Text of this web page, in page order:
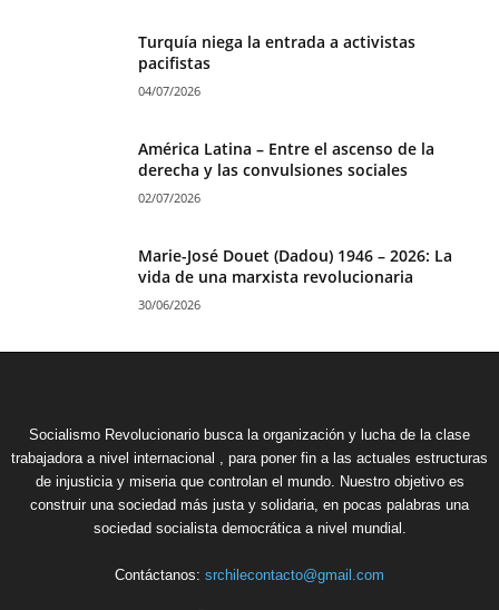
Turquía niega la entrada a activistas
pacifistas
04/07/2026
América Latina – Entre el ascenso de la
derecha y las convulsiones sociales
02/07/2026
Marie-José Douet (Dadou) 1946 – 2026: La
vida de una marxista revolucionaria
30/06/2026
Socialismo Revolucionario busca la organización y lucha de la clase
trabajadora a nivel internacional , para poner fin a las actuales estructuras
de injusticia y miseria que controlan el mundo. Nuestro objetivo es
construir una sociedad más justa y solidaria, en pocas palabras una
sociedad socialista democrática a nivel mundial.
Contáctanos: srchilecontacto@gmail.com